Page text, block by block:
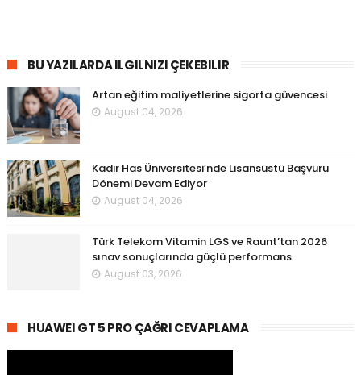
BU YAZILARDA ILGILNIZI ÇEKEBILIR
Artan eğitim maliyetlerine sigorta güvencesi
August 04, 2026
Kadir Has Üniversitesi’nde Lisansüstü Başvuru
Dönemi Devam Ediyor
August 04, 2026
Türk Telekom Vitamin LGS ve Raunt’tan 2026
sınav sonuçlarında güçlü performans
August 03, 2026
HUAWEI GT 5 PRO ÇAĞRI CEVAPLAMA